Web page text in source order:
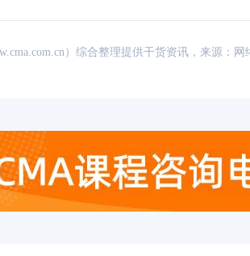
）综合整理提供干货资讯，来源：